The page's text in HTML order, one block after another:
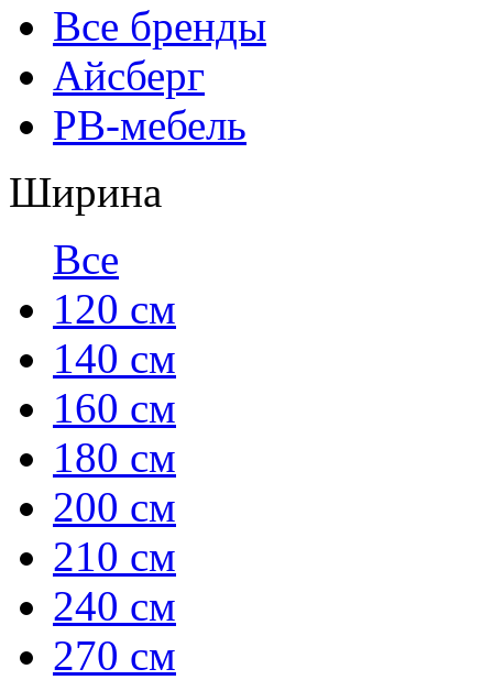
Все бренды
Айсберг
РВ-мебель
Ширина
Все
120 см
140 см
160 см
180 см
200 см
210 см
240 см
270 см